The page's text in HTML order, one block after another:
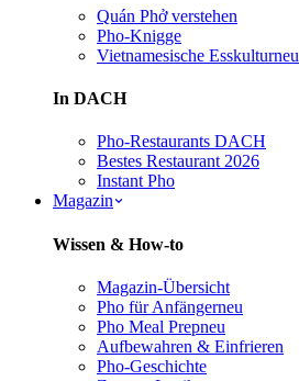
Quán Phở verstehen
Pho-Knigge
Vietnamesische Esskulturneu
In DACH
Pho-Restaurants DACH
Bestes Restaurant 2026
Instant Pho
Magazin
Wissen & How-to
Magazin-Übersicht
Pho für Anfängerneu
Pho Meal Prepneu
Aufbewahren & Einfrieren
Pho-Geschichte